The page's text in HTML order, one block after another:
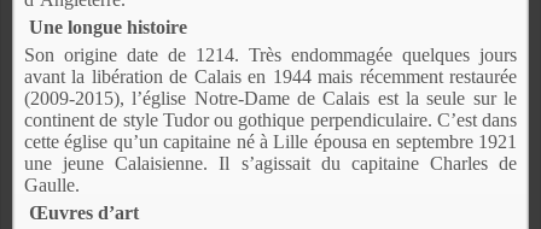
Une longue histoire
Son origine date de 1214. Très endommagée quelques jours
avant la libération de Calais en 1944 mais récemment restaurée
(2009-2015), l’église Notre-Dame de Calais est la seule sur le
continent de style Tudor ou gothique perpendiculaire. C’est dans
cette église qu’un capitaine né à Lille épousa en septembre 1921
une jeune Calaisienne. Il s’agissait du capitaine Charles de
Gaulle.
Œuvres d’art